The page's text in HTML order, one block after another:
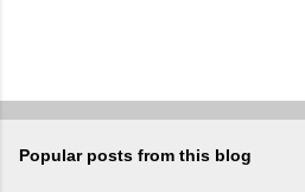
Popular posts from this blog